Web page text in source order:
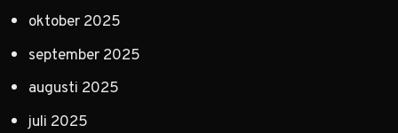
oktober 2025
september 2025
augusti 2025
juli 2025